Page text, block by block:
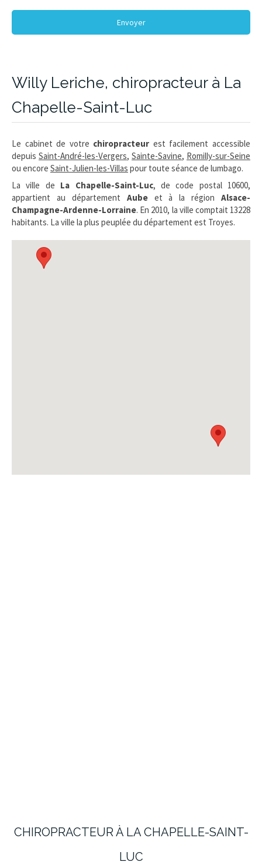
Envoyer
Willy Leriche, chiropracteur à La
Chapelle-Saint-Luc
Le cabinet de votre chiropracteur est facilement accessible
depuis Saint-André-les-Vergers, Sainte-Savine, Romilly-sur-Seine
ou encore Saint-Julien-les-Villas pour toute séance de lumbago.
La ville de La Chapelle-Saint-Luc, de code postal 10600,
appartient au département Aubeet à la région Alsace-
Champagne-Ardenne-Lorraine. En 2010, la ville comptait 13228
habitants. La ville la plus peuplée du département est Troyes.
CHIROPRACTEUR À LA CHAPELLE-SAINT-
LUC